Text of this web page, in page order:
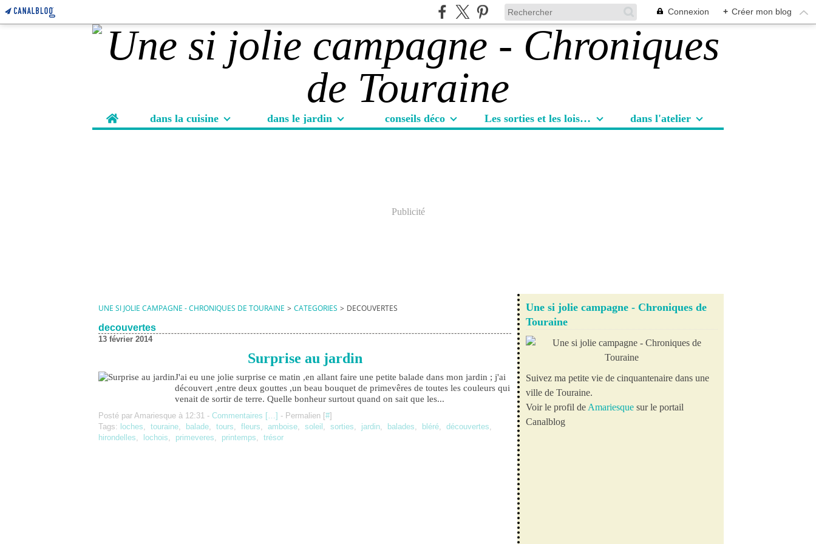
Connexion + Créer mon blog
Home dans la cuisine dans le jardin conseils déco Les sorties et les loisirs dans l'atelier
Publicité
UNE SI JOLIE CAMPAGNE - CHRONIQUES DE TOURAINE > CATEGORIES > DECOUVERTES
decouvertes
13 février 2014
Surprise au jardin
J'ai eu une jolie surprise ce matin ,en allant faire une petite balade dans mon jardin ; j'ai
découvert ,entre deux gouttes ,un beau bouquet de primevêres de toutes les couleurs qui
venait de sortir de terre. Quelle bonheur surtout quand on sait que les...
Posté par Amariesque à 12:31 - Commentaires […] - Permalien [#]
Tags: loches, touraine, balade, tours, fleurs, amboise, soleil , sorties, jardin, balades, bléré, découvertes,
hirondelles, lochois, primeveres, printemps, trésor
Une si jolie campagne - Chroniques de
Touraine
Suivez ma petite vie de cinquantenaire dans une
ville de Touraine.
Voir le profil de Amariesque sur le portail
Canalblog